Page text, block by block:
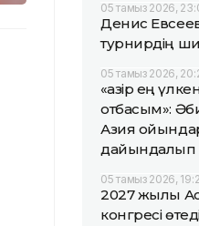
05 тамыз 2026,
Денис
турнирдің
05 тамыз 2026,
«Қазір ең
отбасым»:
Азия
дайындалып
05 тамыз 2026,
2027 жылы
конгресі